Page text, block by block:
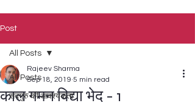
Post
All Posts
सदगुरु की आवश्यकता
All Posts
काल गमन विद्या भेद - 1
Rajeev Sharma
Sep 18, 2019 5 min read